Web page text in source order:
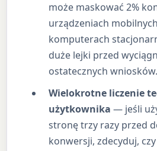
może maskować 2%
urządzeniach
komputerach
duże lejki przed
ostatecznych wniosków.
Wielokrotne liczenie
użytkownika — jeśli
stronę trzy razy przed
konwersji, zdecyduj,